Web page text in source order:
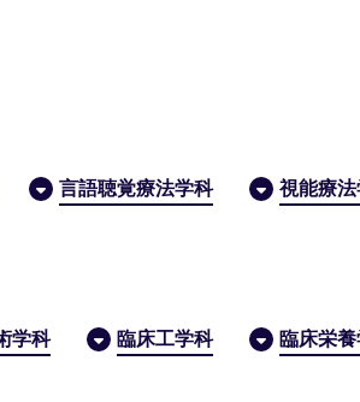
言語聴覚療法学科 視能療
学科 臨床工学科 臨床栄